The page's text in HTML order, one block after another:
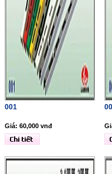
001
Giá: 60,000 vnđ